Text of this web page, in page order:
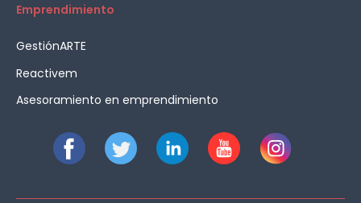
Emprendimiento
GestiónARTE
Reactivem
Asesoramiento en emprendimiento